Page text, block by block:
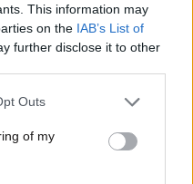
This information may
on the IAB’s List of
further disclose it to other
uses one or more Google
You may click to
its third-party tags to
in below Google
Outs
of my